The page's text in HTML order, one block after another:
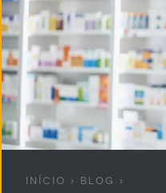
INÍCIO › BLOG ›